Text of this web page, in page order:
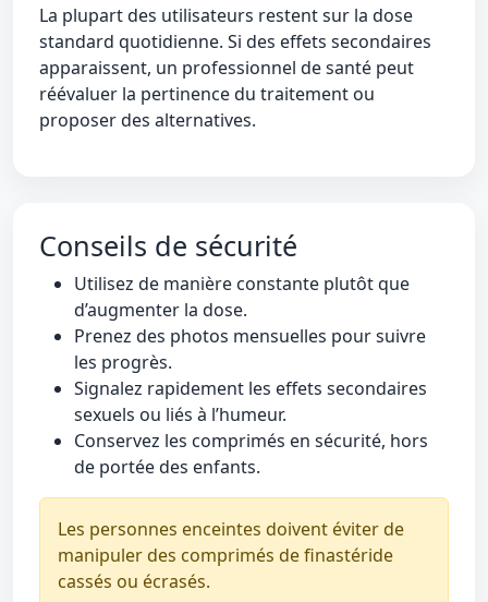
La plupart des utilisateurs restent sur la dose
standard quotidienne. Si des effets secondaires
apparaissent, un professionnel de santé peut
réévaluer la pertinence du traitement ou
proposer des alternatives.
Conseils de sécurité
Utilisez de manière constante plutôt que
d’augmenter la dose.
Prenez des photos mensuelles pour suivre
les progrès.
Signalez rapidement les effets secondaires
sexuels ou liés à l’humeur.
Conservez les comprimés en sécurité, hors
de portée des enfants.
Les personnes enceintes doivent éviter de
manipuler des comprimés de finastéride
cassés ou écrasés.